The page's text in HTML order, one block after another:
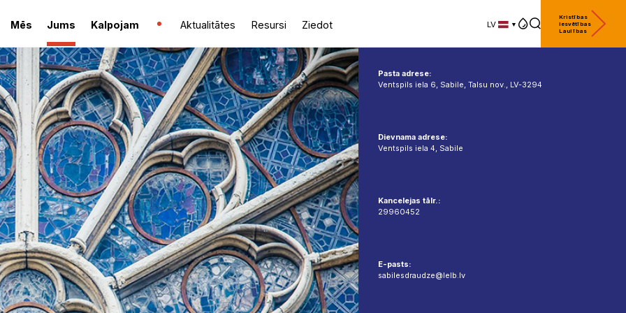
Mēs Jums Kalpojam Aktualitātes Resursi Ziedot
LV
Kristības
Iesvētības
Laulības
Pasta adrese:
Ventspils iela 6, Sabile, Talsu nov., LV-3294
Dievnama adrese:
Ventspils iela 4, Sabile
Kancelejas tālr.:
29960452
E-pasts:
sabilesdraudze@lelb.lv